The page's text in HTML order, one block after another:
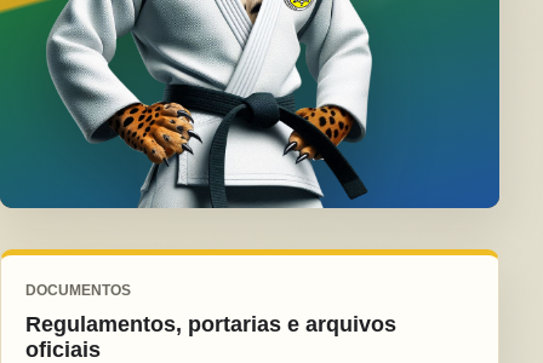
DOCUMENTOS
Regulamentos, portarias e arquivos
oficiais